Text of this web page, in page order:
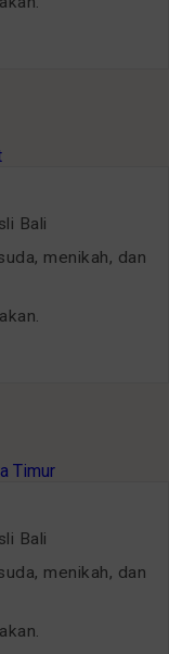
Bali
menikah, dan
Bali
menikah, dan